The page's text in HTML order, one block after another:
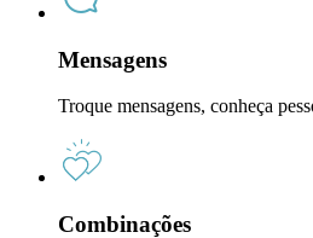
Mensagens
Troque mensagens, conheça
Combinações